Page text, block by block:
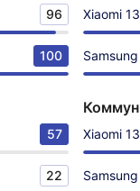
96
100
Xiaomi
57
22
Xiaomi